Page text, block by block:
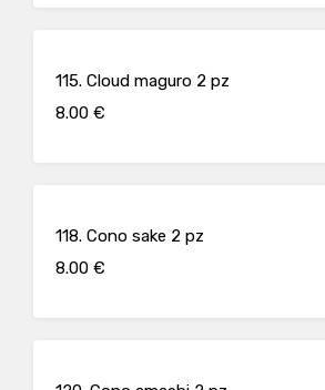
115. Cloud maguro 2 pz
8.00 €
118. Cono sake 2 pz
8.00 €